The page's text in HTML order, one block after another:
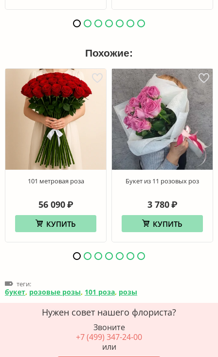
Похожие:
101 метровая роза
56 090 ₽
КУПИТЬ
Букет из 11 розовых роз
3 780 ₽
КУПИТЬ
теги:
букет, розовые розы, 101 роза, розы
Нужен совет нашего флориста?
Звоните
+7 (499) 347-24-00
или